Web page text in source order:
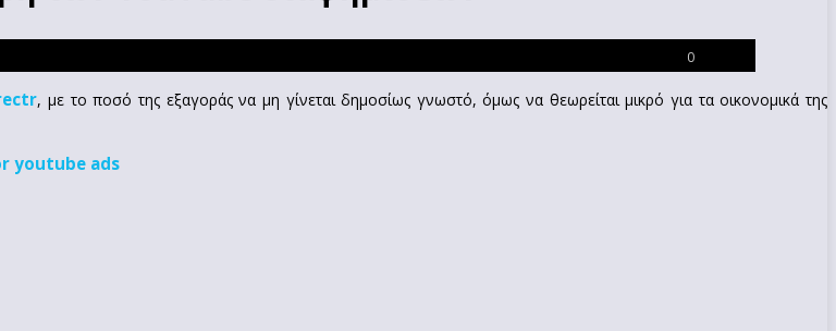
0
, με το ποσό της εξαγοράς να μη γίνεται δημοσίως γνωστό, όμως να θεωρείται μικρό για τα οικονομικά της